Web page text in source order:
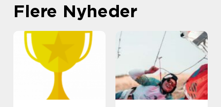
Flere Nyheder